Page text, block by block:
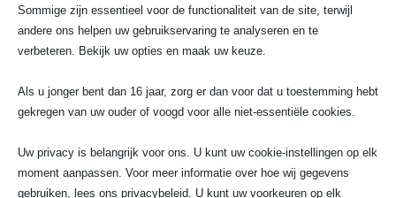
Voordelen van SA Elektro Experts als
elektricien in Schiedam
vakmanschap en korte lijnen met lokale en landelijke
instanties. We combineren kennis van huidige
keurmerken en laadoplossingen) met ouderwetse
degelijkheid en service. Bovendien werkt ons team
snel, veilig en met garantie op geleverde arbeid:
Sommige zijn essentieel voor de functionaliteit van de site, terwijl
andere ons helpen uw gebruikservaring te analyseren en te
verbeteren. Bekijk uw opties en maak uw keuze.
Als u jonger bent dan 16 jaar, zorg er dan voor dat u toestemming hebt
gekregen van uw ouder of voogd voor alle niet-essentiële cookies.
Uw privacy is belangrijk voor ons. U kunt uw cookie-instellingen op elk
moment aanpassen. Voor meer informatie over hoe wij gegevens
gebruiken, lees ons privacybeleid. U kunt uw voorkeuren op elk